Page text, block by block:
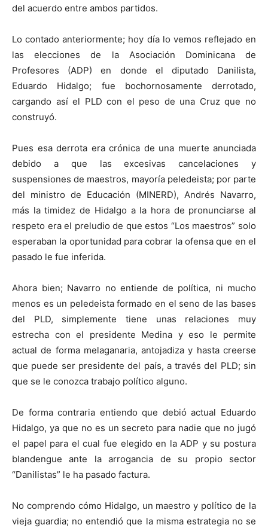
del acuerdo entre ambos partidos.
Lo contado anteriormente; hoy día lo vemos reflejado en
las elecciones de la Asociación Dominicana de
Profesores (ADP) en donde el diputado Danilista,
Eduardo Hidalgo; fue bochornosamente derrotado,
cargando así el PLD con el peso de una Cruz que no
construyó.
Pues esa derrota era crónica de una muerte anunciada
debido a que las excesivas cancelaciones y
suspensiones de maestros, mayoría peledeista; por parte
del ministro de Educación (MINERD), Andrés Navarro,
más la timidez de Hidalgo a la hora de pronunciarse al
respeto era el preludio de que estos “Los maestros” solo
esperaban la oportunidad para cobrar la ofensa que en el
pasado le fue inferida.
Ahora bien; Navarro no entiende de política, ni mucho
menos es un peledeista formado en el seno de las bases
del PLD, simplemente tiene unas relaciones muy
estrecha con el presidente Medina y eso le permite
actual de forma melaganaria, antojadiza y hasta creerse
que puede ser presidente del país, a través del PLD; sin
que se le conozca trabajo político alguno.
De forma contraria entiendo que debió actual Eduardo
Hidalgo, ya que no es un secreto para nadie que no jugó
el papel para el cual fue elegido en la ADP y su postura
blandengue ante la arrogancia de su propio sector
“Danilistas” le ha pasado factura.
No comprendo cómo Hidalgo, un maestro y político de la
vieja guardia; no entendió que la misma estrategia no se